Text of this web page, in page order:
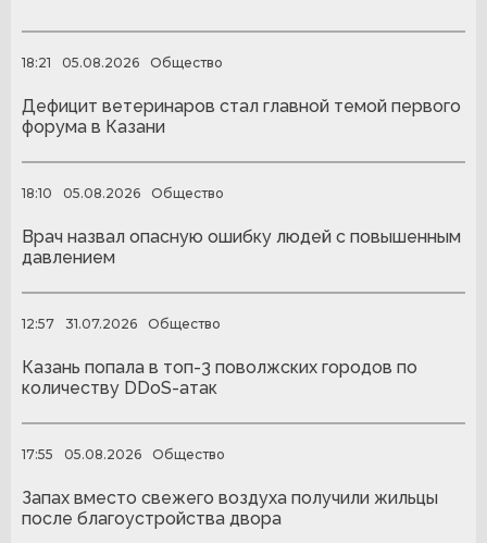
18:21 05.08.2026 Общество
Дефицит ветеринаров стал главной темой первого
форума в Казани
18:10 05.08.2026 Общество
Врач назвал опасную ошибку людей с повышенным
давлением
12:57 31.07.2026 Общество
Казань попала в топ-3 поволжских городов по
количеству DDoS-атак
17:55 05.08.2026 Общество
Запах вместо свежего воздуха получили жильцы
после благоустройства двора